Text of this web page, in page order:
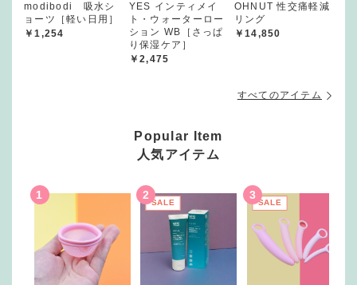
modibodi 吸水シ
ョーツ［軽い日用］
￥1,254
YES インティメイ
ト・ウォーターロー
ション WB［さっぱ
り保湿ケア］
￥2,475
OHNUT 性交痛軽減
リング
￥14,850
すべてのアイテム
Popular Item
人気アイテム
SALE SALE